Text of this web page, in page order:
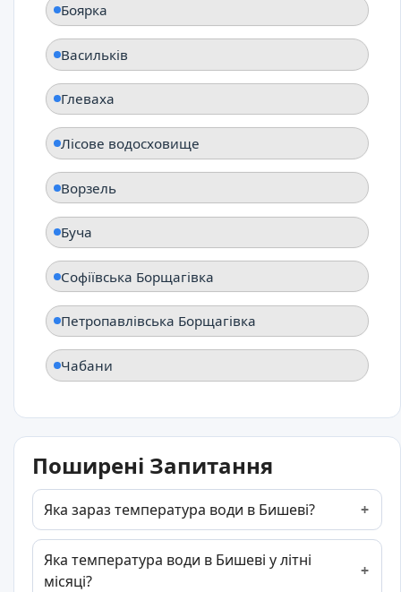
Боярка
Васильків
Глеваха
Лісове водосховище
Ворзель
Буча
Софіївська Борщагівка
Петропавлівська Борщагівка
Чабани
Поширені Запитання
Яка зараз температура води в Бишеві?
Яка температура води в Бишеві у літні
місяці?